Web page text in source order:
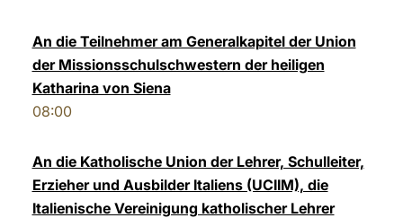
An die Teilnehmer am Generalkapitel der Union
der Missionsschulschwestern der heiligen
Katharina von Siena
08:00
An die Katholische Union der Lehrer, Schulleiter,
Erzieher und Ausbilder Italiens (UCIIM), die
Italienische Vereinigung katholischer Lehrer